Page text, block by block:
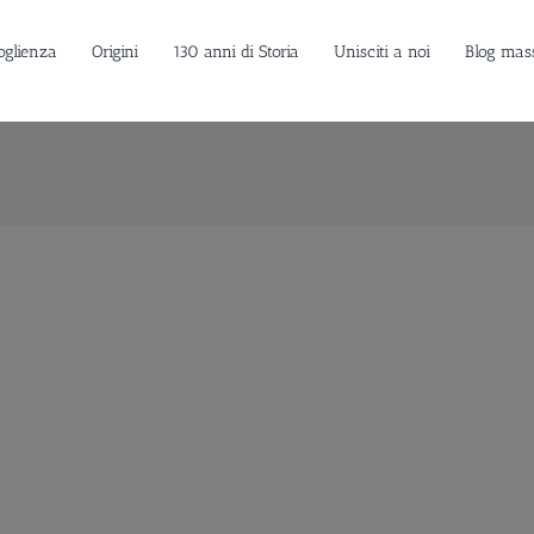
Origini 130 anni di Storia Unisciti a noi Blog